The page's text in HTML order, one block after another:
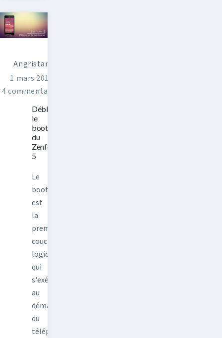
Angristan
1 mars 2016
4 commentaires
Débloquer
le
bootloader
du
Zenfone
5
Le
bootloader
est
la
première
couche
logicielle
qui
s'exécute
au
démarrage
du
téléphone,